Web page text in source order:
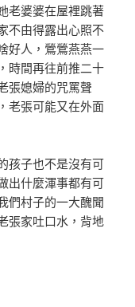
老婆婆在屋裡跳著
不由得露出心照不
好人，鶯鶯燕燕一
時間再往前推二十
張媳婦的咒罵聲
老張可能又在外面
孩子也不是沒有可
出什麼渾事都有可
們村子的一大醜聞
張家吐口水，背地